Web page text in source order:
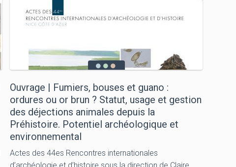
Ouvrage | Fumiers, bouses et guano :
ordures ou or brun ? Statut, usage et gestion
des déjections animales depuis la
Préhistoire. Potentiel archéologique et
environnemental
Actes des 44es Rencontres internationales